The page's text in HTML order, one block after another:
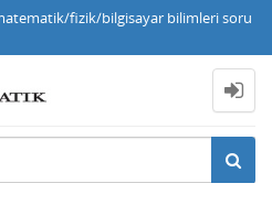
fizik/bilgisayar bilimleri soru